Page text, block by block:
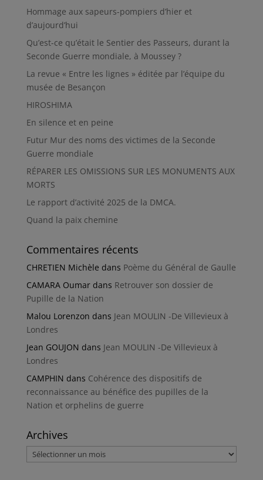
Hommage aux sapeurs-pompiers d’hier et
d’aujourd’hui
Qu’est-ce qu’était le Sentier des Passeurs, durant la
Seconde Guerre mondiale, à Moussey ?
La revue « Entre les lignes » éditée par l’équipe du
musée de Besançon
HIROSHIMA
En silence et en peine
Futur Mur des noms des victimes de la Seconde
Guerre mondiale
RÉPARER LES OMISSIONS SUR LES MONUMENTS AUX
MORTS
Le rapport d’activité 2025 de la DMCA.
Quand la paix chemine
Commentaires récents
CHRETIEN Michèle dans Poème du Général de Gaulle
CAMARA Oumardans Retrouver son dossier de
Pupille de la Nation
Malou Lorenzon dans Jean MOULIN -De Villevieux à
Londres
Jean GOUJON dans Jean MOULIN -De Villevieux à
Londres
CAMPHIN dans Cohérence des dispositifs de
reconnaissance au bénéfice des pupilles de la
Nation et orphelins de guerre
Archives
Archives